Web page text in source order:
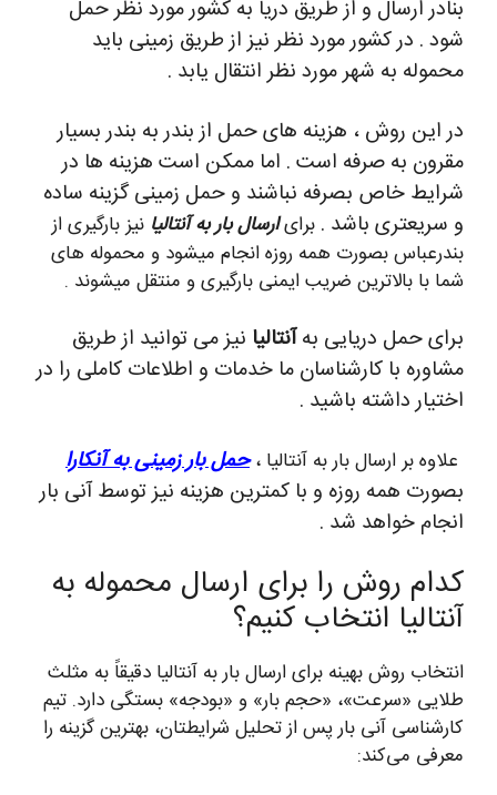
بنادر ارسال و از طریق دریا به کشور مورد نظر حمل
شود . در کشور مورد نظر نیز از طریق زمینی باید
محموله به شهر مورد نظر انتقال یابد .
در این روش ، هزینه های حمل از بندر به بندر بسیار
مقرون به صرفه است . اما ممکن است هزینه ها در
شرایط خاص بصرفه نباشند و حمل زمینی گزینه ساده
و سریعتری باشد . برایارسال بار به آنتالیا نیز بارگیری از
بندرعباس بصورت همه روزه انجام میشود و محموله های
شما با بالاترین ضریب ایمنی بارگیری و منتقل میشوند .
برای حمل دریایی بهآنتالیا نیز می توانید از طریق
مشاوره با کارشناسان ما خدمات و اطلاعات کاملی را در
اختیار داشته باشید .
علاوه بر ارسال بار به آنتالیا ،حمل بار زمینی به آنکارا
بصورت همه روزه و با کمترین هزینه نیز توسط آنی بار
انجام خواهد شد .
کدام روش را برای ارسال محموله به
آنتالیا انتخاب کنیم؟
انتخاب روش بهینه برای ارسال بار به آنتالیا دقیقاً به مثلث
طلایی «سرعت»، «حجم بار» و «بودجه» بستگی دارد. تیم
کارشناسی آنی بار پس از تحلیل شرایطتان، بهترین گزینه را
معرفی می‌کند: